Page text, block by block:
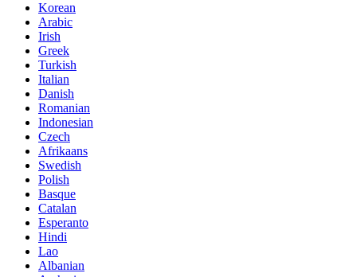
Korean
Arabic
Irish
Greek
Turkish
Italian
Danish
Romanian
Indonesian
Czech
Afrikaans
Swedish
Polish
Basque
Catalan
Esperanto
Hindi
Lao
Albanian